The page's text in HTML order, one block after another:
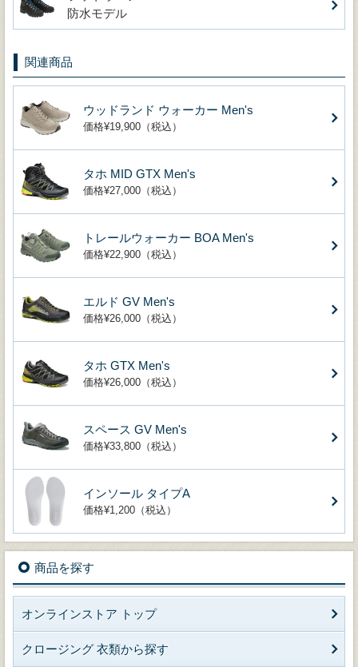
防水モデル
関連商品
ウッドランド ウォーカー Men's
価格¥19,900（税込）
タホ MID GTX Men's
価格¥27,000（税込）
トレールウォーカー BOA Men's
価格¥22,900（税込）
エルド GV Men's
価格¥26,000（税込）
タホ GTX Men's
価格¥26,000（税込）
スペース GV Men's
価格¥33,800（税込）
インソール タイプA
価格¥1,200（税込）
商品を探す
オンラインストア トップ
クロージング 衣類から探す